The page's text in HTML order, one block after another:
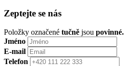
Zeptejte se nás
Položky označené tučně jsou povinné.
Jméno
E-mail
Telefon